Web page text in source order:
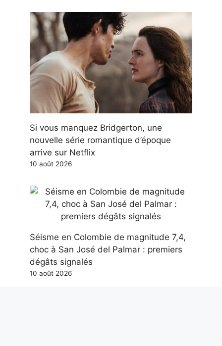
Si vous manquez Bridgerton, une
nouvelle série romantique d’époque
arrive sur Netflix
10 août 2026
Séisme en Colombie de magnitude 7,4,
choc à San José del Palmar : premiers
dégâts signalés
10 août 2026